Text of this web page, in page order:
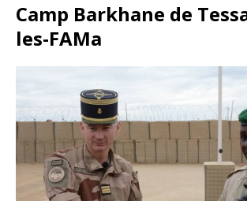
Camp Barkhane de
les-FAMa